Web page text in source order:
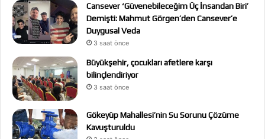
Cansever ‘Güvenebileceğim Üç İnsandan Biri’
Demişti: Mahmut Görgen’den Cansever’e
Duygusal Veda
3 saat önce
Büyükşehir, çocukları afetlere karşı
bilinçlendiriyor
3 saat önce
Gökeyüp Mahallesi’nin Su Sorunu Çözüme
Kavuşturuldu